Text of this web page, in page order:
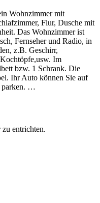
Wohnzimmer mit
Flur, Dusche mit
Das Wohnzimmer ist
Fernseher und Radio, in
z.B. Geschirr,
Im
bzw. 1 Schrank. Die
Ihr Auto können Sie auf
…
entrichten.